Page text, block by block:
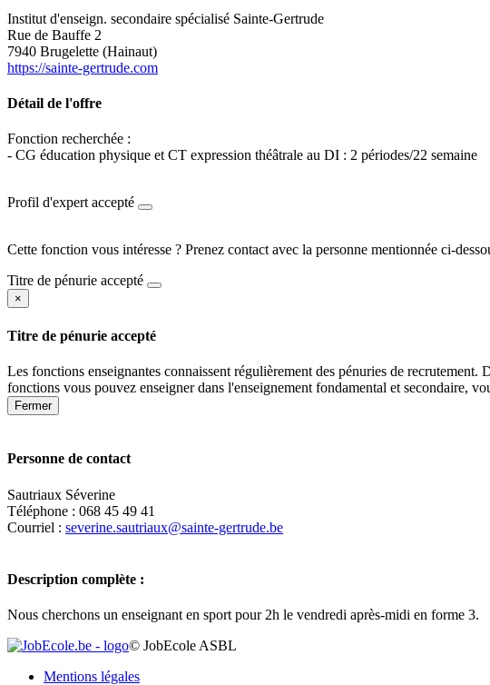
Institut d'enseign. secondaire spécialisé Sainte-Gertrude
Rue de Bauffe 2
7940 Brugelette (Hainaut)
https://sainte-gertrude.com
Détail de l'offre
Fonction recherchée :
- CG éducation physique et CT expression théâtrale au DI : 2 périodes/22 semaine
Profil d'expert accepté
Cette fonction vous intéresse ? Prenez contact avec la personne mentionnée ci-
Titre de pénurie accepté
×
Titre de pénurie accepté
Les fonctions enseignantes connaissent régulièrement des pénuries de
fonctions vous pouvez enseigner dans l'enseignement fondamental et secondaire,
Fermer
Personne de contact
Sautriaux Séverine
Téléphone : 068 45 49 41
Courriel : severine.sautriaux@sainte-gertrude.be
Description complète :
Nous cherchons un enseignant en sport pour 2h le vendredi après-midi en forme 3.
+
−
© JobEcole ASBL
Mentions légales